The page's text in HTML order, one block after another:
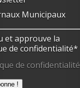
Municipaux
et approuve la
de confidentialité*
de confidentialité